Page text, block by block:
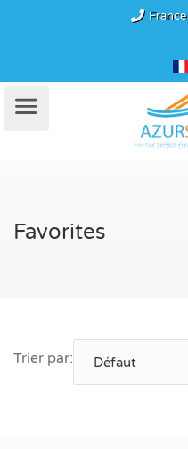
France
Favorites
Trier par: